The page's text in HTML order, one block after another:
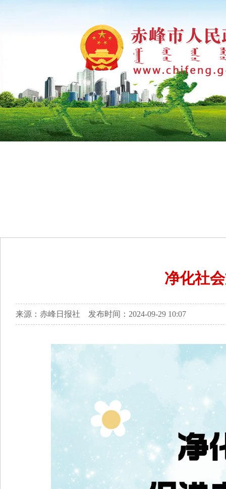
净化社
来源：赤峰日报社 发布时间：2024-09-29 10:07